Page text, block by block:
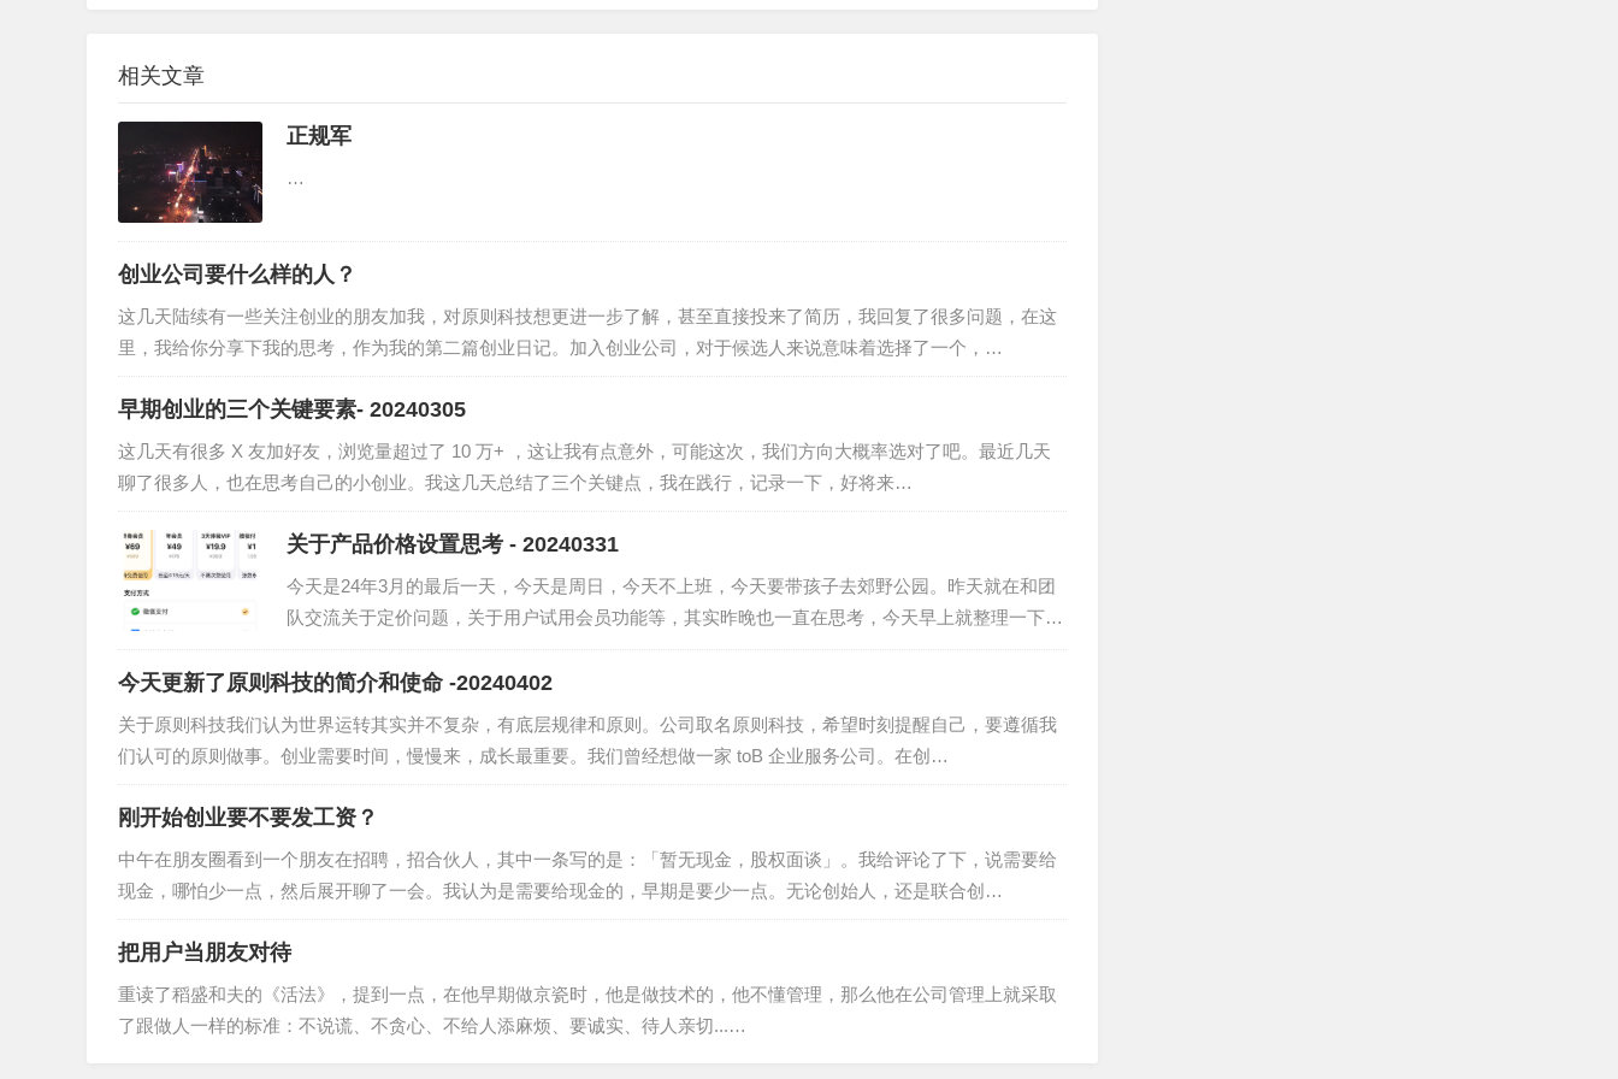
相关文章
正规军
…
创业公司要什么样的人？
这几天陆续有一些关注创业的朋友加我，对原则科技想更进一步了解，甚至直接投来了简历，我回复了很多问题，在这
里，我给你分享下我的思考，作为我的第二篇创业日记。加入创业公司，对于候选人来说意味着选择了一个，…
早期创业的三个关键要素- 20240305
这几天有很多 X 友加好友，浏览量超过了 10 万+ ，这让我有点意外，可能这次，我们方向大概率选对了吧。最近几天
聊了很多人，也在思考自己的小创业。我这几天总结了三个关键点，我在践行，记录一下，好将来…
关于产品价格设置思考 - 20240331
今天是24年3月的最后一天，今天是周日，今天不上班，今天要带孩子去郊野公园。昨天就在和团
队交流关于定价问题，关于用户试用会员功能等，其实昨晚也一直在思考，今天早上就整理一下想
法，写一篇创业日记。我们最…
今天更新了原则科技的简介和使命 -20240402
关于原则科技我们认为世界运转其实并不复杂，有底层规律和原则。公司取名原则科技，希望时刻提醒自己，要遵循我
们认可的原则做事。创业需要时间，慢慢来，成长最重要。我们曾经想做一家 toB 企业服务公司。在创…
刚开始创业要不要发工资？
中午在朋友圈看到一个朋友在招聘，招合伙人，其中一条写的是：「暂无现金，股权面谈」。我给评论了下，说需要给
现金，哪怕少一点，然后展开聊了一会。我认为是需要给现金的，早期是要少一点。无论创始人，还是联合创…
把用户当朋友对待
重读了稻盛和夫的《活法》，提到一点，在他早期做京瓷时，他是做技术的，他不懂管理，那么他在公司管理上就采取
了跟做人一样的标准：不说谎、不贪心、不给人添麻烦、要诚实、待人亲切...…